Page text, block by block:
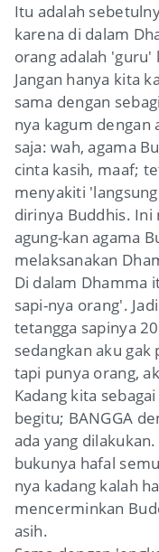
Itu adalah
karena di dalam
orang adalah 'guru'
Jangan hanya kita
sama dengan
nya kagum dengan
saja: wah, agama
cinta kasih, maaf;
menyakiti
dirinya Buddhis. Ini
agung-kan agama
melaksanakan
Di dalam Dhamma
sapi-nya orang'.
tetangga sapinya
sedangkan aku gak
tapi punya orang,
Kadang kita
begitu; BANGGA
ada yang
bukunya hafal
nya kadang kalah
mencerminkan
asih.